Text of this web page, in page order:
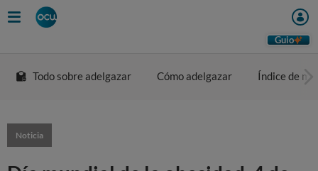
Guio
Todo sobre adelgazar Cómo adelgazar Índice de
Noticia